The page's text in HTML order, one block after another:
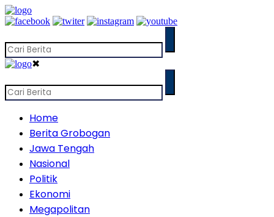
✖
Home
Berita Grobogan
Jawa Tengah
Nasional
Politik
Ekonomi
Megapolitan